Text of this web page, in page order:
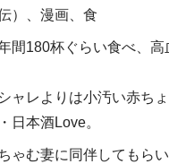
）、漫画、食
間180杯ぐらい食べ、高
ャレよりは小汚い赤ち
日本酒Love。
ゃむ妻に同伴してもら